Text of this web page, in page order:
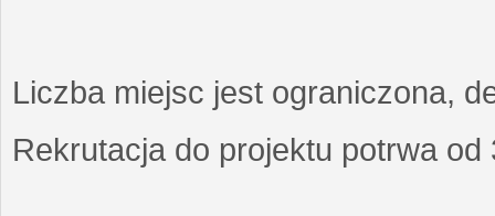
Liczba miejsc jest ograniczona,
Rekrutacja do projektu potrwa